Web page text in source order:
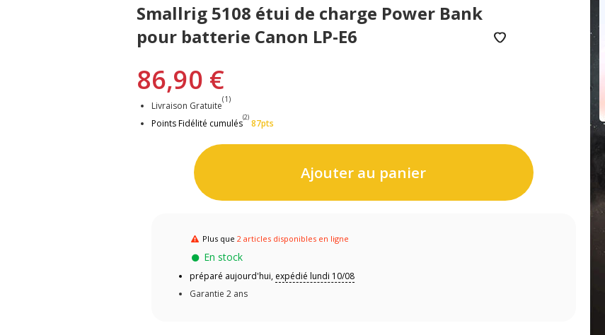
Smallrig 5108 étui de charge Power Bank
pour batterie Canon LP-E6
86,90 €
Livraison Gratuite
(1)
Points Fidélité cumulés
(2)
87pts
Ajouter au panier
Plus que2 articles disponibles en ligne
En stock
préparé aujourd'hui, expédié lundi 10/08
Garantie 2 ans